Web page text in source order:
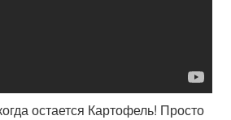
остается Картофель! Просто